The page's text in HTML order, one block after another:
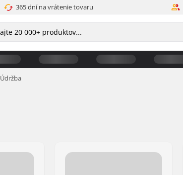
365 dní na vrátenie tovaru
Údržba